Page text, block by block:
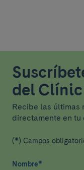
del Clínic
Recibe las últimas
directamente en
(*) Campos
Nombre*